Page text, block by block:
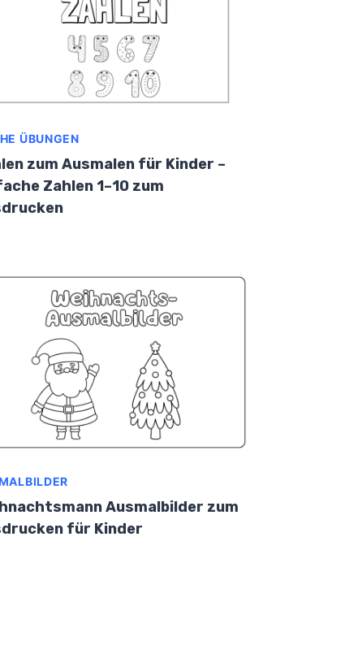
ÜBUNGEN
zum Ausmalen für Kinder –
Zahlen 1–10 zum
Ausmalbilder zum
für Kinder